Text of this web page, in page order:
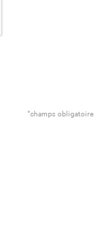
*champs obligatoire